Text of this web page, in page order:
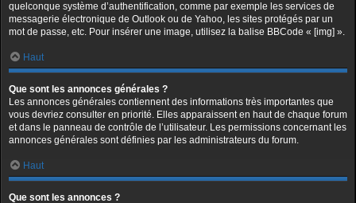
quelconque système d’authentification, comme par exemple les services de
messagerie électronique de Outlook ou de Yahoo, les sites protégés par un
mot de passe, etc. Pour insérer une image, utilisez la balise BBCode « [img] ».
Haut
Que sont les annonces générales ?
Les annonces générales contiennent des informations très importantes que
vous devriez consulter en priorité. Elles apparaissent en haut de chaque forum
et dans le panneau de contrôle de l’utilisateur. Les permissions concernant les
annonces générales sont définies par les administrateurs du forum.
Haut
Que sont les annonces ?